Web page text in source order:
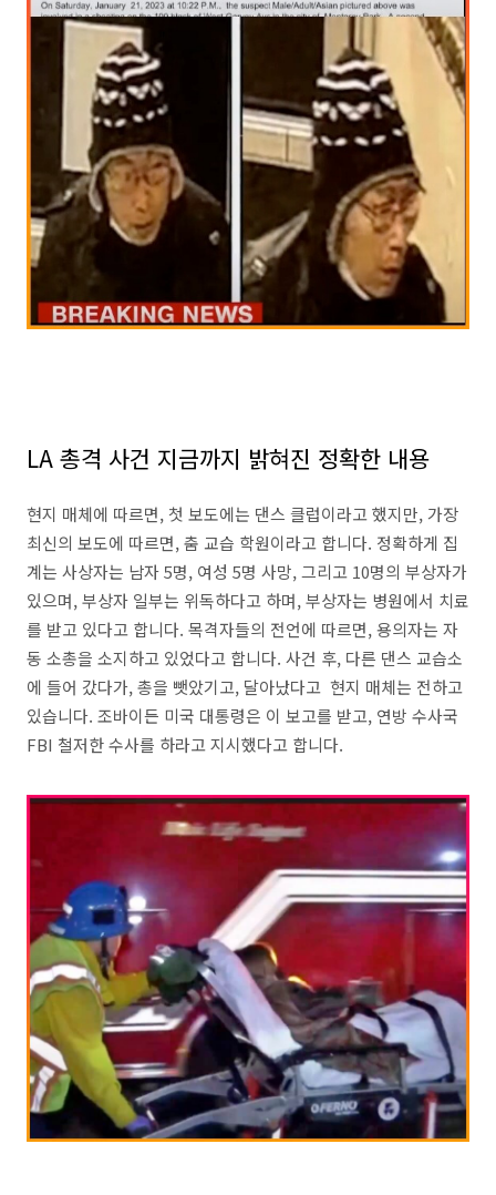
LA 총격 사건 지금까지 밝혀진 정확한 내용
현지 매체에 따르면, 첫 보도에는 댄스 클럽이라고 했지만, 가장
최신의 보도에 따르면, 춤 교습 학원이라고 합니다. 정확하게 집
계는 사상자는 남자 5명, 여성 5명 사망, 그리고 10명의 부상자가
있으며, 부상자 일부는 위독하다고 하며, 부상자는 병원에서 치료
를 받고 있다고 합니다. 목격자들의 전언에 따르면, 용의자는 자
동 소총을 소지하고 있었다고 합니다. 사건 후, 다른 댄스 교습소
에 들어 갔다가, 총을 뺏았기고, 달아났다고 현지 매체는 전하고
있습니다. 조바이든 미국 대통령은 이 보고를 받고, 연방 수사국
FBI 철저한 수사를 하라고 지시했다고 합니다.